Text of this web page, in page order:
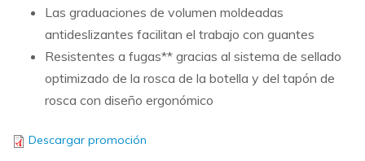
Las graduaciones de volumen moldeadas
antideslizantes facilitan el trabajo con guantes
Resistentes a fugas** gracias al sistema de sellado
optimizado de la rosca de la botella y del tapón de
rosca con diseño ergonómico
Descargar promoción